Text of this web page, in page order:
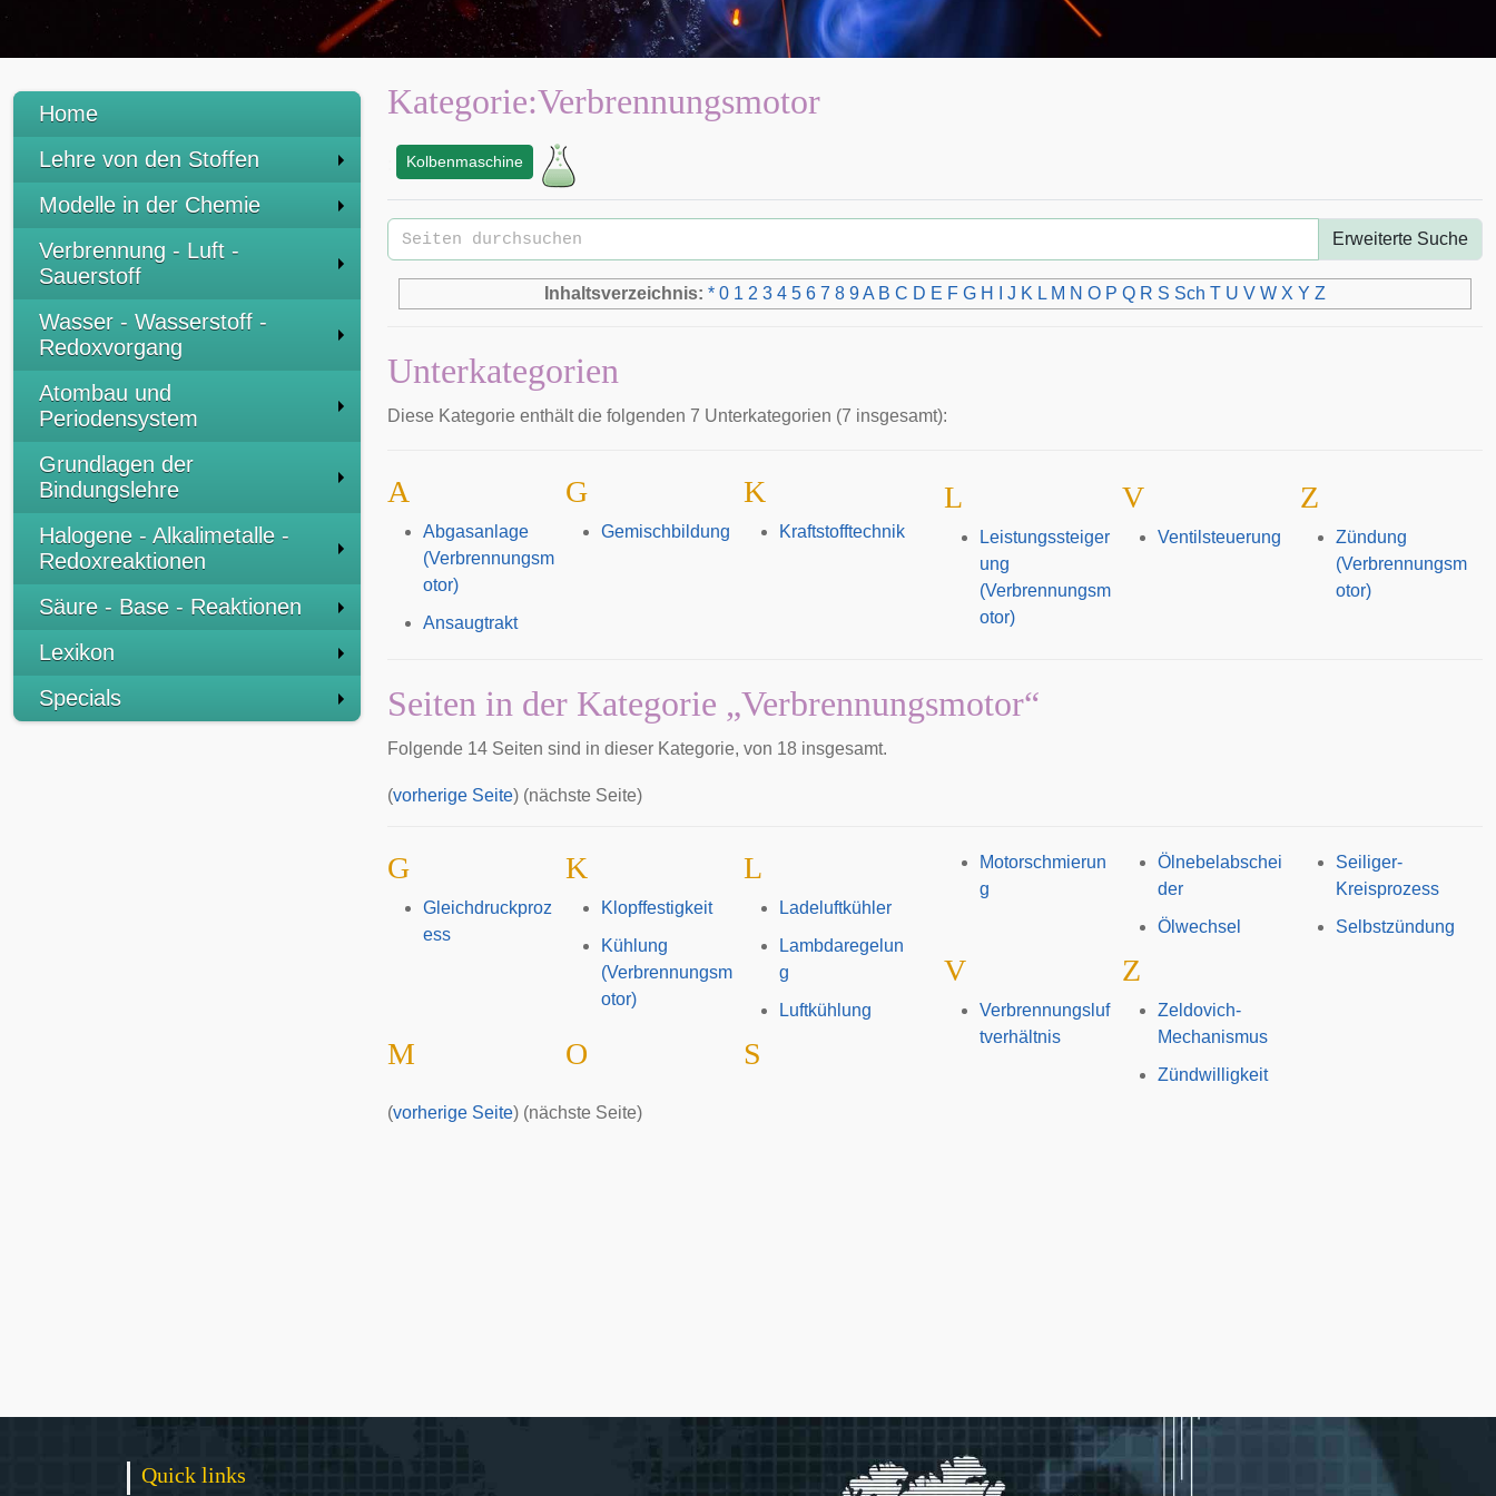
Home
Lehre von den Stoffen
Modelle in der Chemie
Verbrennung - Luft -
Sauerstoff
Wasser - Wasserstoff -
Redoxvorgang
Atombau und
Periodensystem
Grundlagen der
Bindungslehre
Halogene - Alkalimetalle -
Redoxreaktionen
Säure - Base - Reaktionen
Lexikon
Specials
Kategorie:Verbrennungsmotor
Kolbenmaschine
Erweiterte Suche
Inhaltsverzeichnis: * 0 1 2 3 4 5 6 7 8 9A B C D E F G H J K L M N O P Q R S Sch T U V W X Y Z
Unterkategorien
Diese Kategorie enthält die folgenden 7 Unterkategorien (7 insgesamt):
A
Abgasanlage
(Verbrennungsm
otor)
Ansaugtrakt
G
Gemischbildung
K
Kraftstofftechnik
L
Leistungssteiger
ung
(Verbrennungsm
otor)
V
Ventilsteuerung
Z
Zündung
(Verbrennungsm
otor)
Seiten in der Kategorie „Verbrennungsmotor“
Folgende 14 Seiten sind in dieser Kategorie, von 18 insgesamt.
(vorherige Seite) (nächste Seite)
G
Gleichdruckproz
ess
K
Klopffestigkeit
Kühlung
(Verbrennungsm
otor)
L
Ladeluftkühler
Lambdaregelun
g
Luftkühlung
M
Motorschmierun
g
O
Ölnebelabschei
der
Ölwechsel
S
Seiliger-
Kreisprozess
Selbstzündung
V
Verbrennungsluf
tverhältnis
Z
Zeldovich-
Mechanismus
Zündwilligkeit
(vorherige Seite) (nächste Seite)
Quick links